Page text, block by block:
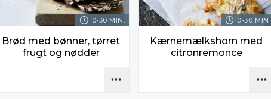
0-30 MIN.
Brød med bønner, tørret
frugt og nødder
0-30 MIN.
Kærnemælkshorn med
citronremonce